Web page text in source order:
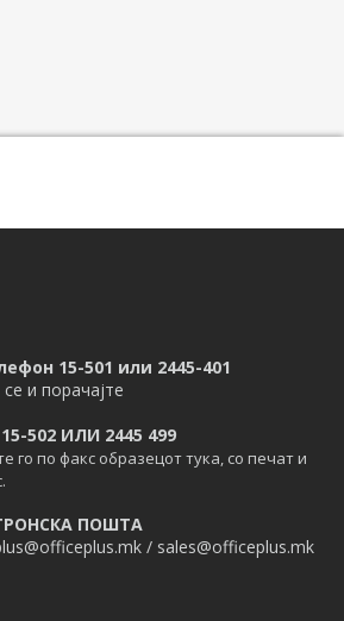
15-501 или 2445-401
се и порачајте
502 ИЛИ 2445 499
го по факс образецот тука, со печат и
ПОШТА
/ sales@officeplus.mk